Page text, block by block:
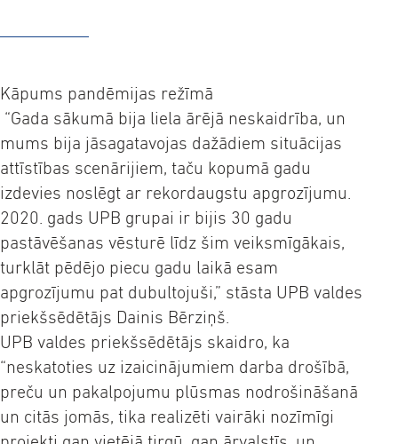
Kāpums pandēmijas režīmā
“Gada sākumā bija liela ārējā neskaidrība, un
mums bija jāsagatavojas dažādiem situācijas
attīstības scenārijiem, taču kopumā gadu
izdevies noslēgt ar rekordaugstu apgrozījumu.
2020. gads UPB grupai ir bijis 30 gadu
pastāvēšanas vēsturē līdz šim veiksmīgākais,
turklāt pēdējo piecu gadu laikā esam
apgrozījumu pat dubultojuši,” stāsta UPB valdes
priekšsēdētājs Dainis Bērziņš.
UPB valdes priekšsēdētājs skaidro, ka
“neskatoties uz izaicinājumiem darba drošībā,
preču un pakalpojumu plūsmas nodrošināšanā
un citās jomās, tika realizēti vairāki nozīmīgi